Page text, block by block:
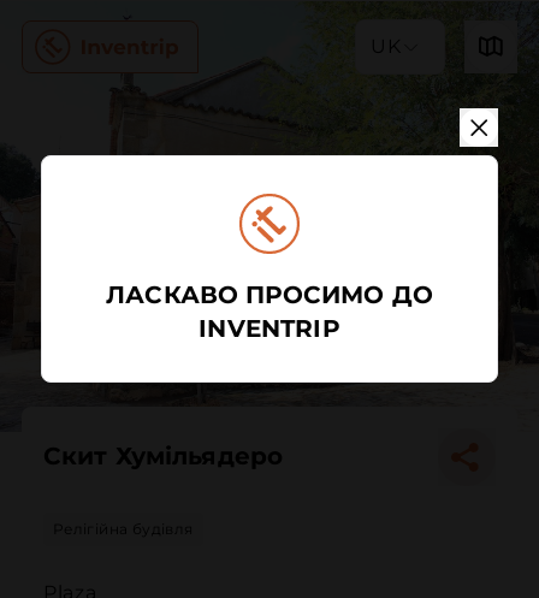
UK
Скит Хумільядеро
Релігійна будівля
Plaza
ЛАСКАВО ПРОСИМО ДО
INVENTRIP